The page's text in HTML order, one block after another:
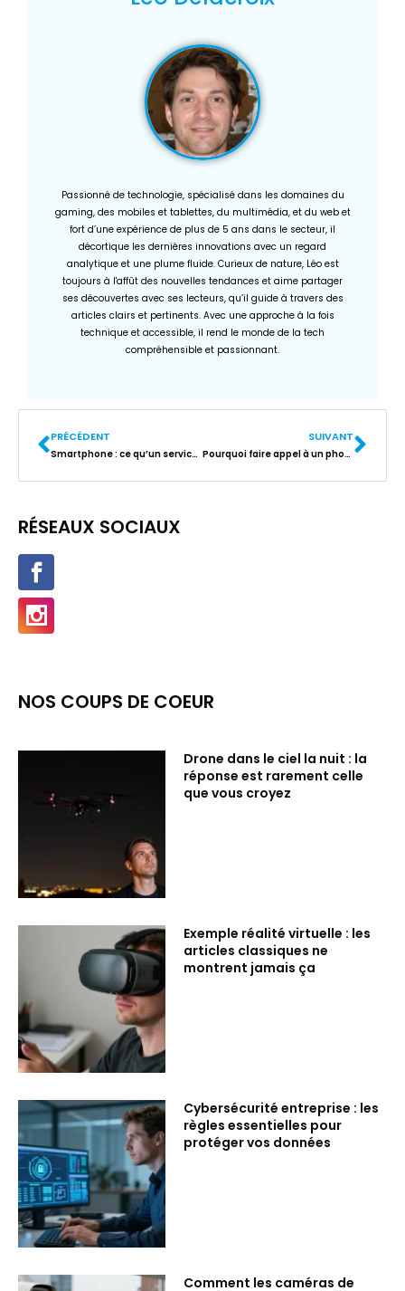
Passionné de technologie, spécialisé dans les domaines du
gaming, des mobiles et tablettes, du multimédia, et du web et
fort d’une expérience de plus de 5 ans dans le secteur, il
décortique les dernières innovations avec un regard
analytique et une plume fluide. Curieux de nature, Léo est
toujours à l'affût des nouvelles tendances et aime partager
ses découvertes avec ses lecteurs, qu’il guide à travers des
articles clairs et pertinents. Avec une approche à la fois
technique et accessible, il rend le monde de la tech
compréhensible et passionnant.
PRÉCÉDENT
Smartphone : ce qu’un service de réparation peut vous apporter
SUIVANT
Pourquoi faire appel à un photographe professionnel pour votre shooting produit?
RÉSEAUX SOCIAUX
NOS COUPS DE COEUR
Drone dans le ciel la nuit : la
réponse est rarement celle
que vous croyez
Exemple réalité virtuelle : les
articles classiques ne
montrent jamais ça
Cybersécurité entreprise : les
règles essentielles pour
protéger vos données
Comment les caméras de